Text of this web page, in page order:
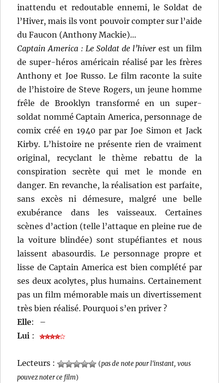
inattendu et redoutable ennemi, le Soldat de
l’Hiver, mais ils vont pouvoir compter sur l’aide
du Faucon (Anthony Mackie)…
Captain America : Le Soldat de l’hiver est un film
de super-héros américain réalisé par les frères
Anthony et Joe Russo. Le film raconte la suite
de l’histoire de Steve Rogers, un jeune homme
frêle de Brooklyn transformé en un super-
soldat nommé Captain America, personnage de
comix créé en 1940 par par Joe Simon et Jack
Kirby. L’histoire ne présente rien de vraiment
original, recyclant le thème rebattu de la
conspiration secrète qui met le monde en
danger. En revanche, la réalisation est parfaite,
sans excès ni démesure, malgré une belle
exubérance dans les vaisseaux. Certaines
scènes d’action (telle l’attaque en pleine rue de
la voiture blindée) sont stupéfiantes et nous
laissent abasourdis. Le personnage propre et
lisse de Captain America est bien complété par
ses deux acolytes, plus humains. Certainement
pas un film mémorable mais un divertissement
très bien réalisé. Pourquoi s’en priver ?
Elle:
–
Lui :
Lecteurs : (pas de note pour l'instant, vous
pouvez noter ce film)